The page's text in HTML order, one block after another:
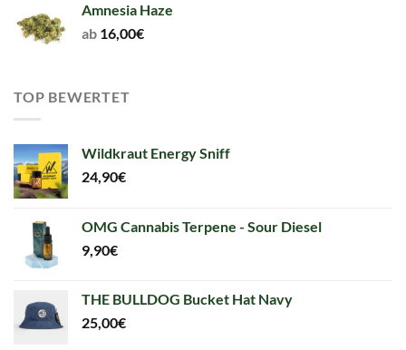
Amnesia Haze
ab 16,00€
TOP BEWERTET
Wildkraut Energy Sniff
24,90€
OMG Cannabis Terpene - Sour Diesel
9,90€
THE BULLDOG Bucket Hat Navy
25,00€